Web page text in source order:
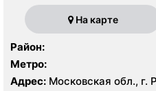
На карте
Район:
Метро:
Адрес: Московская обл., г.